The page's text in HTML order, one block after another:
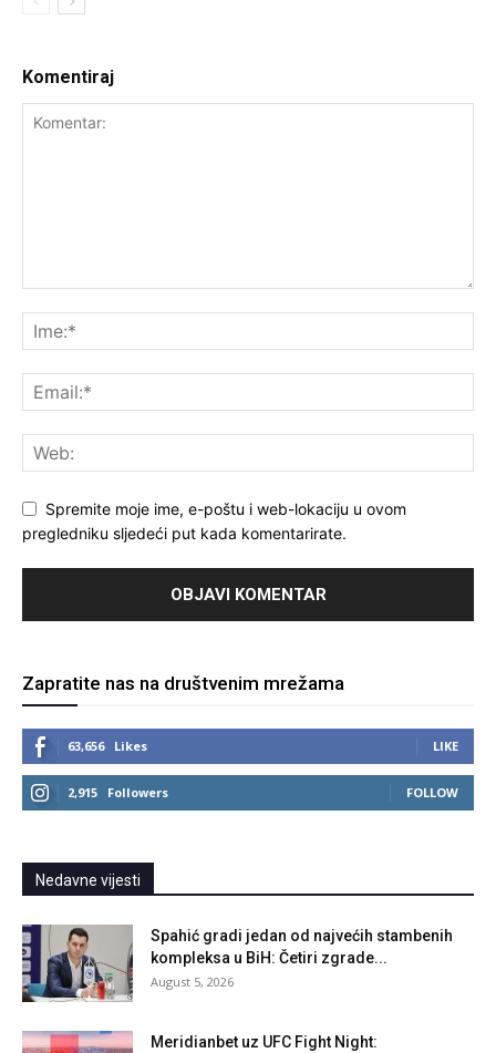
Komentiraj
Spremite moje ime, e-poštu i web-lokaciju u ovom
pregledniku sljedeći put kada komentarirate.
Zapratite nas na društvenim mrežama
63,656 Likes LIKE
2,915 Followers FOLLOW
Nedavne vijesti
Spahić gradi jedan od najvećih stambenih
kompleksa u BiH: Četiri zgrade...
August 5, 2026
Meridianbet uz UFC Fight Night: